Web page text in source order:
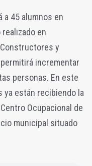
a 45 alumnos en
en
y
incrementar
personas. En este
ya están recibiendo la
Ocupacional de
municipal situado